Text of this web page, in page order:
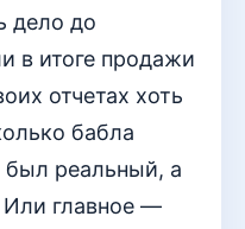
дело до
в итоге продажи
отчетах хоть
бабла
реальный, а
Или главное —